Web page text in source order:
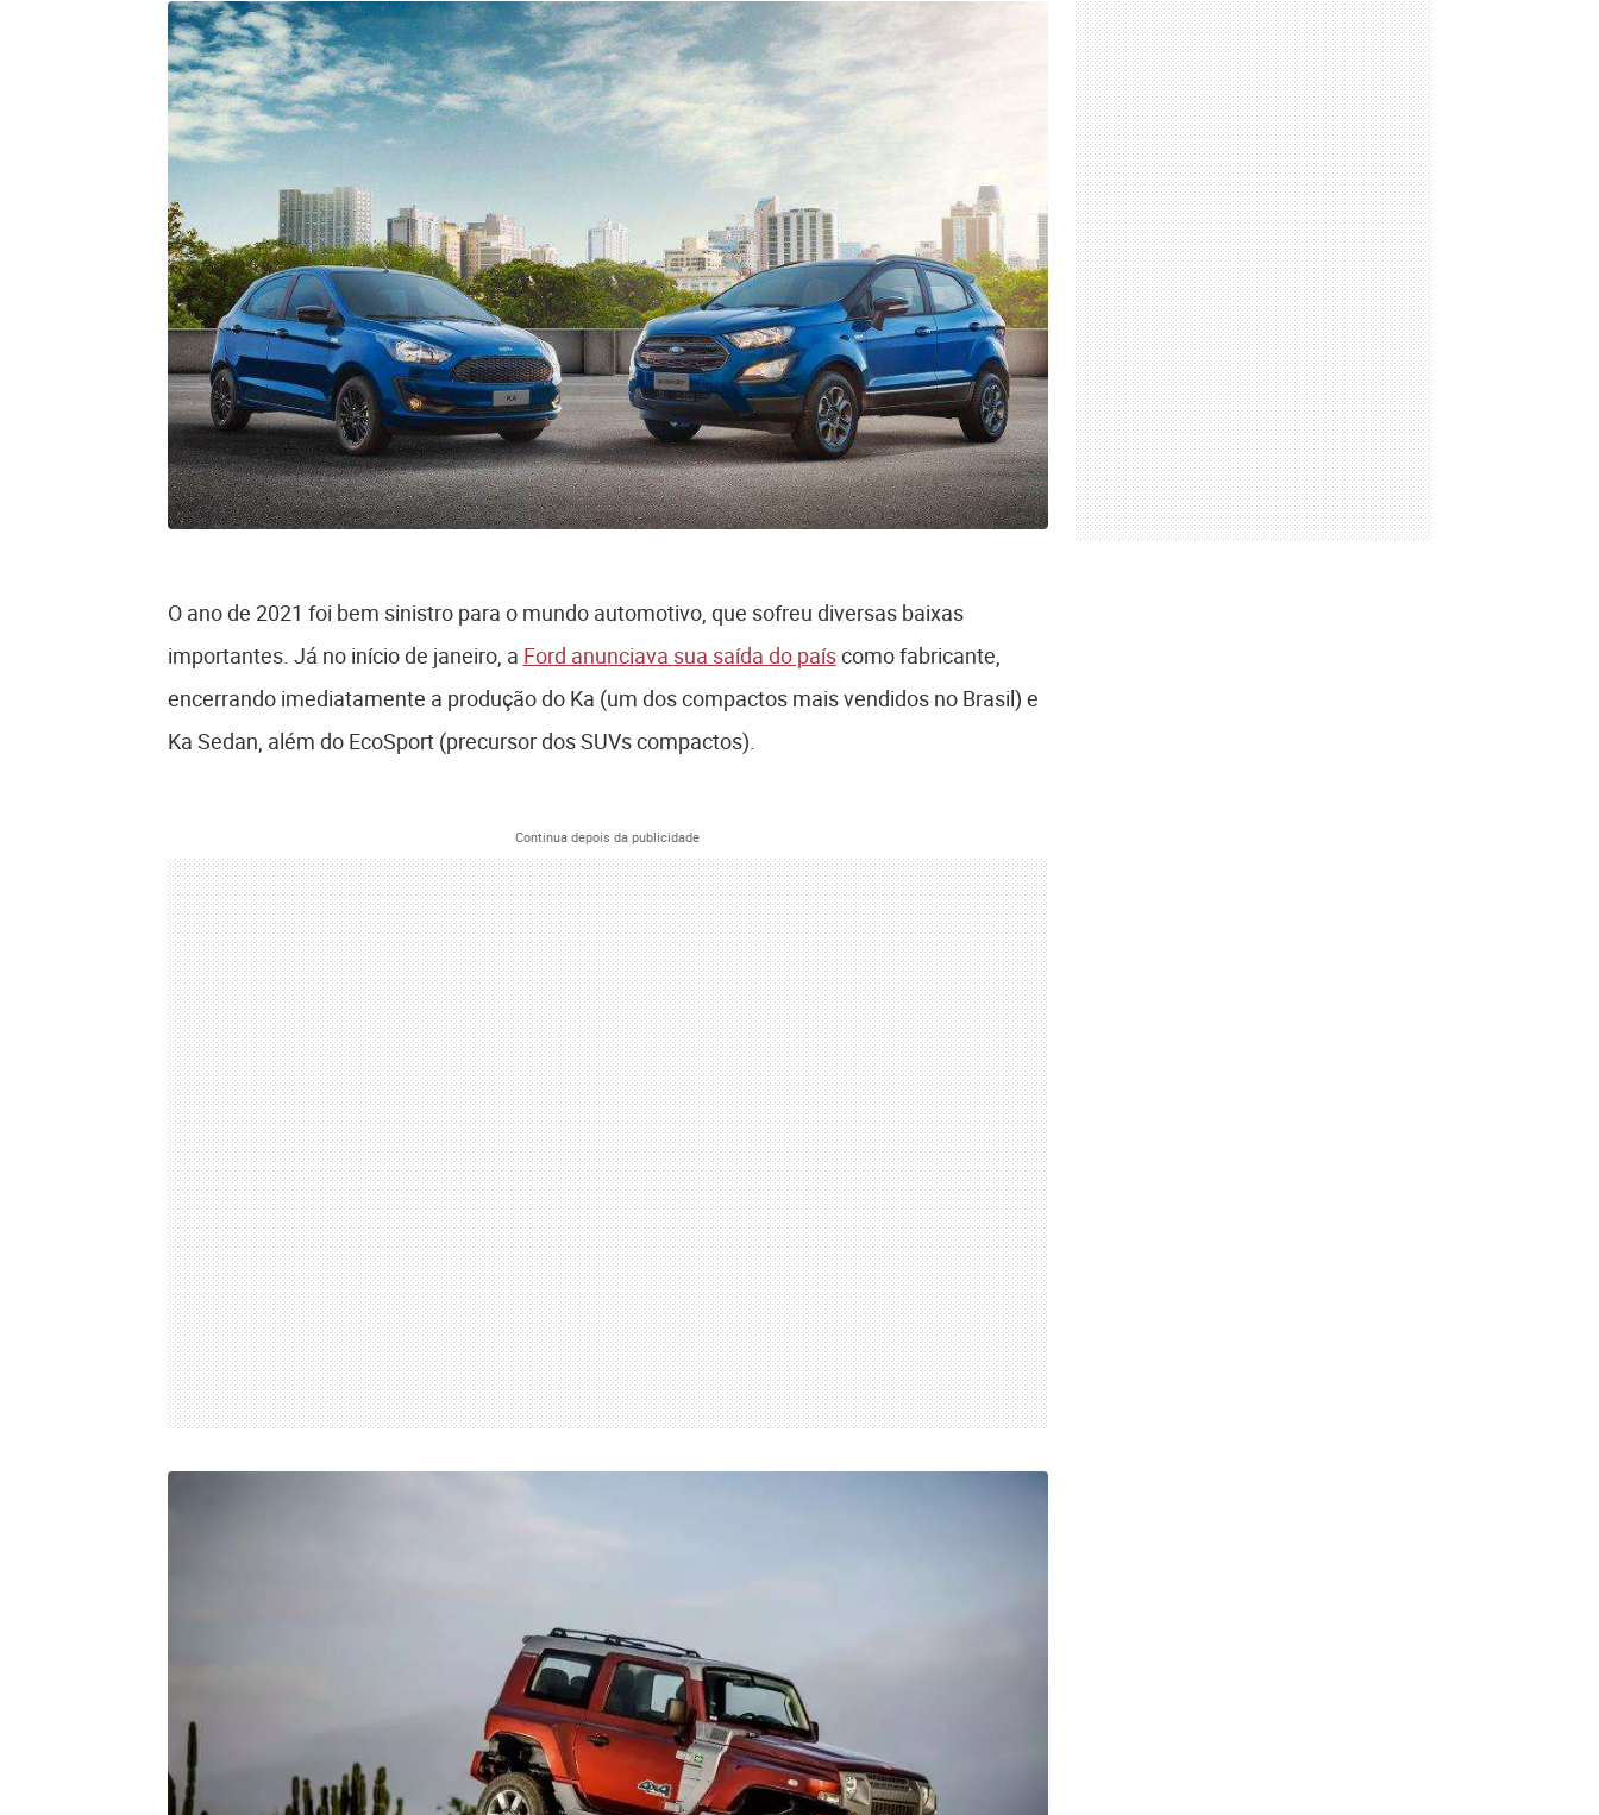
O ano de 2021 foi bem sinistro para o mundo automotivo, que sofreu diversas baixas
importantes. Já no início de janeiro, a Ford anunciava sua saída do paíscomo fabricante,
encerrando imediatamente a produção do Ka (um dos compactos mais vendidos no Brasil) e
Ka Sedan, além do EcoSport (precursor dos SUVs compactos).
Continua depois da publicidade